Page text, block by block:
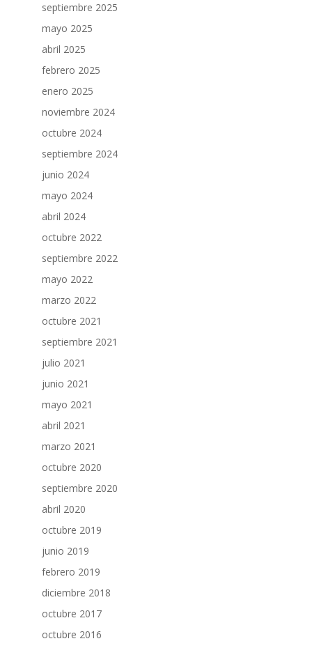
septiembre 2025
mayo 2025
abril 2025
febrero 2025
enero 2025
noviembre 2024
octubre 2024
septiembre 2024
junio 2024
mayo 2024
abril 2024
octubre 2022
septiembre 2022
mayo 2022
marzo 2022
octubre 2021
septiembre 2021
julio 2021
junio 2021
mayo 2021
abril 2021
marzo 2021
octubre 2020
septiembre 2020
abril 2020
octubre 2019
junio 2019
febrero 2019
diciembre 2018
octubre 2017
octubre 2016